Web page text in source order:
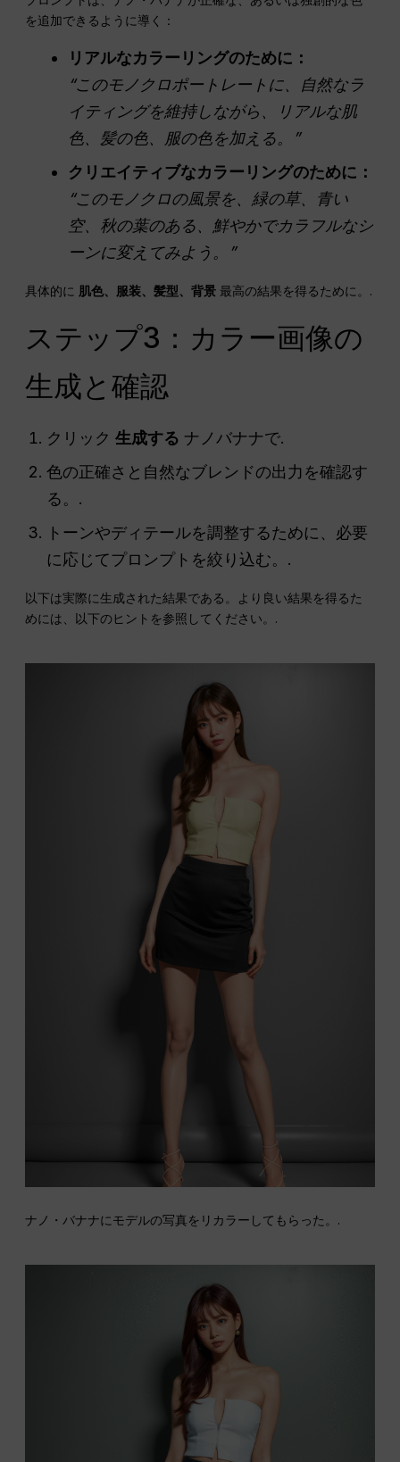
を追加できるように導く：
リアルなカラーリングのために：
“このモノクロポートレートに、自然なラ
イティングを維持しながら、リアルな肌
色、髪の色、服の色を加える。”
クリエイティブなカラーリングのために：
“このモノクロの風景を、緑の草、青い
空、秋の葉のある、鮮やかでカラフルなシ
ーンに変えてみよう。”
具体的に 肌色、服装、髪型、背景 最高の結果を得るために。.
ステップ3：カラー画像の
生成と確認
クリック生成する ナノバナナで.
色の正確さと自然なブレンドの出力を確認す
る。.
トーンやディテールを調整するために、必要
に応じてプロンプトを絞り込む。.
以下は実際に生成された結果である。より良い結果を得るた
めには、以下のヒントを参照してください。.
ナノ・バナナにモデルの写真をリカラーしてもらった。.